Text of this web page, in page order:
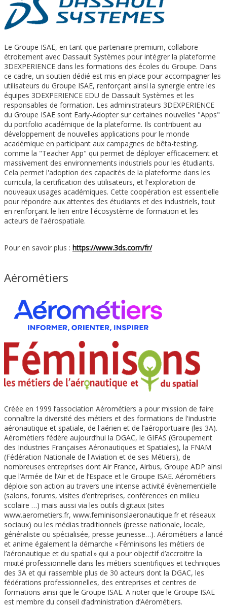
Le Groupe ISAE, en tant que partenaire premium, collabore
étroitement avec Dassault Systèmes pour intégrer la plateforme
3DEXPERIENCE dans les formations des écoles du Groupe. Dans
ce cadre, un soutien dédié est mis en place pour accompagner les
utilisateurs du Groupe ISAE, renforçant ainsi la synergie entre les
équipes 3DEXPERIENCE EDU de Dassault Systèmes et les
responsables de formation. Les administrateurs 3DEXPERIENCE
du Groupe ISAE sont Early-Adopter sur certaines nouvelles "Apps"
du portfolio académique de la plateforme. Ils contribuent au
développement de nouvelles applications pour le monde
académique en participant aux campagnes de bêta-testing,
comme la "Teacher App" qui permet de déployer efficacement et
massivement des environnements industriels pour les étudiants.
Cela permet l'adoption des capacités de la plateforme dans les
curricula, la certification des utilisateurs, et l'exploration de
nouveaux usages académiques. Cette coopération est essentielle
pour répondre aux attentes des étudiants et des industriels, tout
en renforçant le lien entre l'écosystème de formation et les
acteurs de l'aérospatiale.
Pour en savoir plus : https://www.3ds.com/fr/
Aérométiers
Créée en 1999 l’association Aérométiers a pour mission de faire
connaître la diversité des métiers et des formations de l'industrie
aéronautique et spatiale, de l'aérien et de l’aéroportuaire (les 3A).
Aérométiers fédère aujourd’hui la DGAC, le GIFAS (Groupement
des Industries Françaises Aéronautiques et Spatiales), la FNAM
(Fédération Nationale de l'Aviation et de ses Métiers), de
nombreuses entreprises dont Air France, Airbus, Groupe ADP ainsi
que l’Armée de l’Air et de l’Espace et le Groupe ISAE. Aérométiers
déploie son action au travers une intense activité évènementielle
(salons, forums, visites d’entreprises, conférences en milieu
scolaire …) mais aussi via les outils digitaux (sites
www.aerometiers.fr, www.feminisonslaeronautique.fr et réseaux
sociaux) ou les médias traditionnels (presse nationale, locale,
généraliste ou spécialisée, presse jeunesse…). Aérométiers a lancé
et anime également la démarche « Féminisons les métiers de
l’aéronautique et du spatial » qui a pour objectif d’accroitre la
mixité professionnelle dans les métiers scientifiques et techniques
des 3A et qui rassemble plus de 30 acteurs dont la DGAC, les
fédérations professionnelles, des entreprises et centres de
formations ainsi que le Groupe ISAE. A noter que le Groupe ISAE
est membre du conseil d’administration d’Aérométiers.